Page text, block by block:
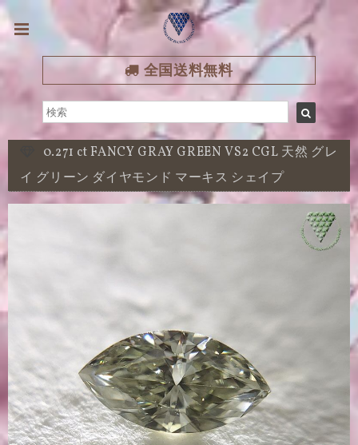
全国送料無料
0.271 ct FANCY GRAY GREEN VS2 CGL 天然 グレ
イ グリーン ダイヤモンド マーキス シェイプ